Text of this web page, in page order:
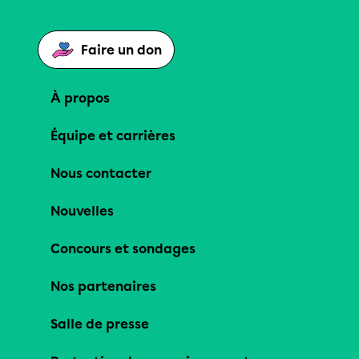
Faire un don
À propos
Équipe et carrières
Nous contacter
Nouvelles
Concours et sondages
Nos partenaires
Salle de presse